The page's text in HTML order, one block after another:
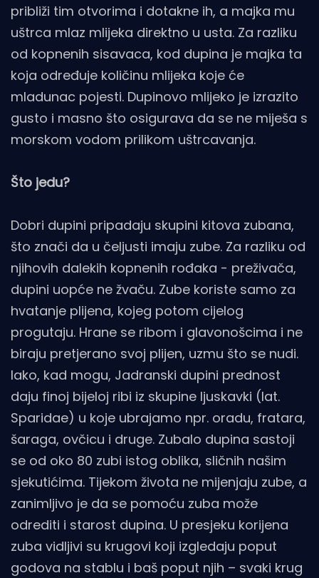
približi tim otvorima i dotakne ih, a majka mu
uštrca mlaz mlijeka direktno u usta. Za razliku
od kopnenih sisavaca, kod dupina je majka ta
koja određuje količinu mlijeka koje će
mladunac pojesti. Dupinovo mlijeko je izrazito
gusto i masno što osigurava da se ne miješa s
morskom vodom prilikom uštrcavanja.
Što jedu?
Dobri dupini pripadaju skupini kitova zubana,
što znači da u čeljusti imaju zube. Za razliku od
njihovih dalekih kopnenih rođaka - preživača,
dupini uopće ne žvaču. Zube koriste samo za
hvatanje plijena, kojeg potom cijelog
progutaju. Hrane se ribom i glavonošcima i ne
biraju pretjerano svoj plijen, uzmu što se nudi.
Iako, kad mogu, Jadranski dupini prednost
daju finoj bijeloj ribi iz skupine ljuskavki (lat.
Sparidae) u koje ubrajamo npr. oradu, fratara,
šaraga, ovčicu i druge. Zubalo dupina sastoji
se od oko 80 zubi istog oblika, sličnih našim
sjekutićima. Tijekom života ne mijenjaju zube, a
zanimljivo je da se pomoću zuba može
odrediti i starost dupina. U presjeku korijena
zuba vidljivi su krugovi koji izgledaju poput
godova na stablu i baš poput njih – svaki krug